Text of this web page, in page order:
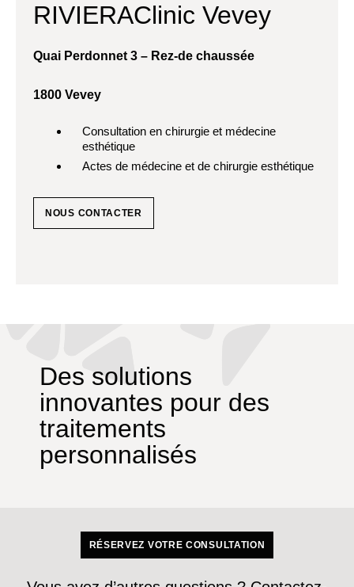
RIVIERAClinic Vevey
Quai Perdonnet 3 – Rez-de chaussée
1800 Vevey
Consultation en chirurgie et médecine
esthétique
Actes de médecine et de chirurgie esthétique
NOUS CONTACTER
Des solutions
innovantes pour des
traitements
personnalisés
RÉSERVEZ VOTRE CONSULTATION